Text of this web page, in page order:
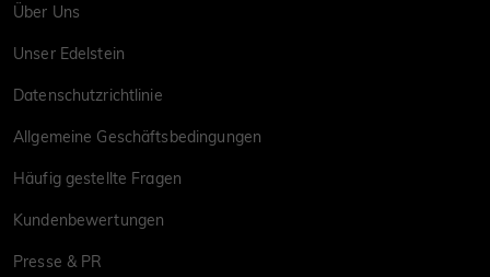
Über Uns
Unser Edelstein
Datenschutzrichtlinie
Allgemeine Geschäftsbedingungen
Häufig gestellte Fragen
Kundenbewertungen
Presse & PR